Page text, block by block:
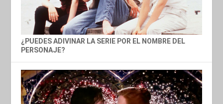
¿PUEDES ADIVINAR LA SERIE POR EL NOMBRE DEL
PERSONAJE?